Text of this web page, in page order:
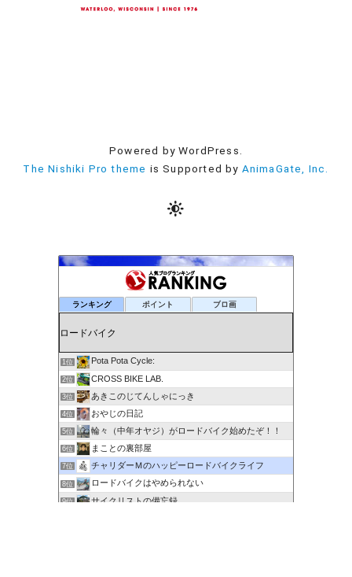
Powered by WordPress.
The Nishiki Pro theme is Supported by AnimaGate, Inc.
ランキング ポイント ブロ画
1位 Pota Pota Cycle:
2位 CROSS BIKE LAB.
3位 あきこのじてんしゃにっき
4位 おやじの日記
5位 輪々（中年オヤジ）がロードバイク始めたぞ！！
6位 まことの裏部屋
7位 チャリダーＭのハッピーロードバイクライフ
8位 ロードバイクはやめられない
9位 サイクリストの備忘録